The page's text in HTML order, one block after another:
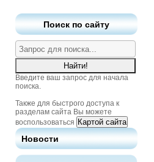
Поиск по сайту
Введите ваш запрос для начала
поиска.
Также для быстрого доступа к
разделам сайта Вы можете
воспользоваться Картой сайта
Новости